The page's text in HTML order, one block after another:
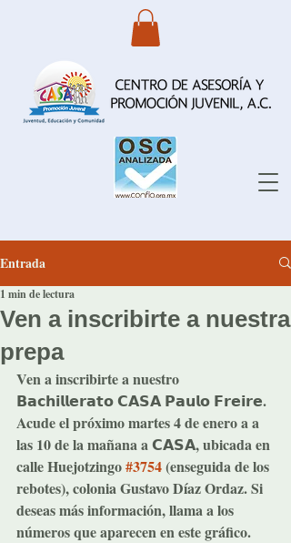
Entrada
Ven a inscribirte a nuestra
prepa
1 min de lectura
Ven a inscribirte a nuestro
𝗕𝗮𝗰𝗵𝗶𝗹𝗹𝗲𝗿𝗮𝘁𝗼 𝗖𝗔𝗦𝗔 𝗣𝗮𝘂𝗹𝗼 𝗙𝗿𝗲𝗶𝗿𝗲.
Acude el próximo martes 4 de enero a a
las 10 de la mañana a 𝗖𝗔𝗦𝗔, ubicada en
calle Huejotzingo #3754 (enseguida de los
rebotes), colonia Gustavo Díaz Ordaz. Si
deseas más información, llama a los
números que aparecen en este gráfico.